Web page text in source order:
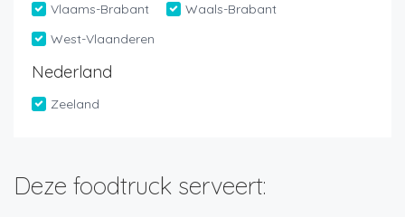
Vlaams-Brabant
Waals-Brabant
West-Vlaanderen
Nederland
Zeeland
Deze foodtruck serveert: